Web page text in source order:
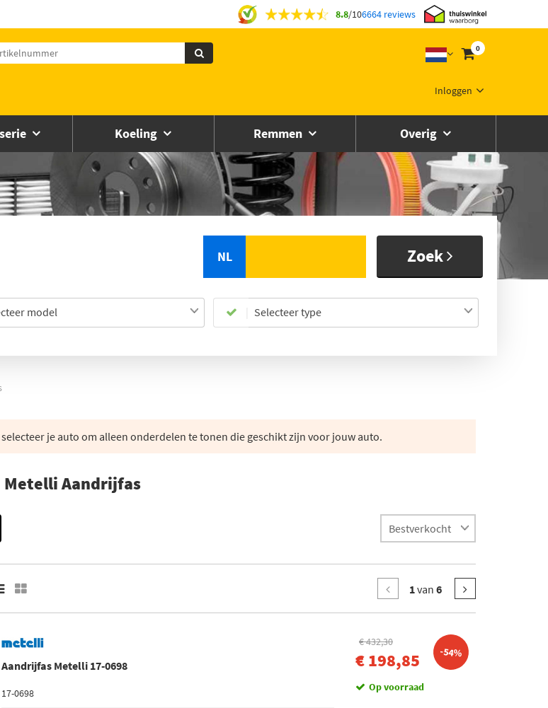
8.8/106664 reviews
0
Inloggen
Koeling Remmen Overig
NL Zoek
model Selecteer type
je auto om alleen onderdelen te tonen die geschikt zijn voor jouw auto.
Metelli Aandrijfas
1van 6
Aandrijfas Metelli 17-0698
17-0698
€ 432,30
€ 198,85 -54%
Op voorraad